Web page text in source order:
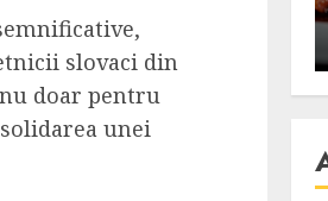
slovaci din
doar pentru
unei
NOVEMBER 29, 2023